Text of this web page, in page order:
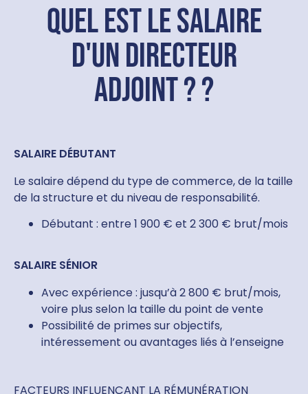
Quel est le salaire
d'un directeur
adjoint ? ?
SALAIRE DÉBUTANT
Le salaire dépend du type de commerce, de la taille
de la structure et du niveau de responsabilité.
Débutant : entre 1 900 € et 2 300 € brut/mois
SALAIRE SÉNIOR
Avec expérience : jusqu’à 2 800 € brut/mois,
voire plus selon la taille du point de vente
Possibilité de primes sur objectifs,
intéressement ou avantages liés à l’enseigne
FACTEURS INFLUENÇANT LA RÉMUNÉRATION